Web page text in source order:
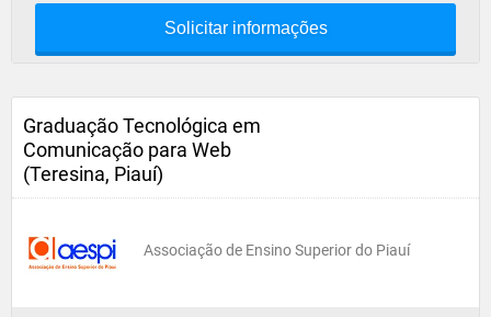
Solicitar informações
Graduação Tecnológica em
Comunicação para Web
(Teresina, Piauí)
Associação de Ensino Superior do Piauí